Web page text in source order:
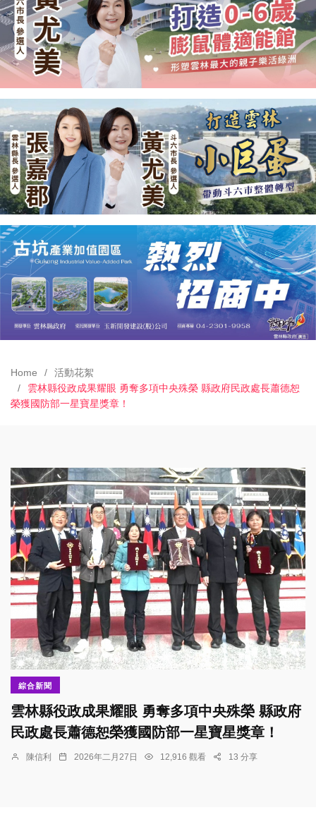
Home
活動花絮
雲林縣役政成果耀眼 勇奪多項中央殊榮 縣政府民政處長蕭德恕
榮獲國防部一星寶星獎章！
綜合新聞
雲林縣役政成果耀眼 勇奪多項中央殊榮 縣政府
民政處長蕭德恕榮獲國防部一星寶星獎章！
陳信利 2026年二月27日 12,916 觀看 13 分享